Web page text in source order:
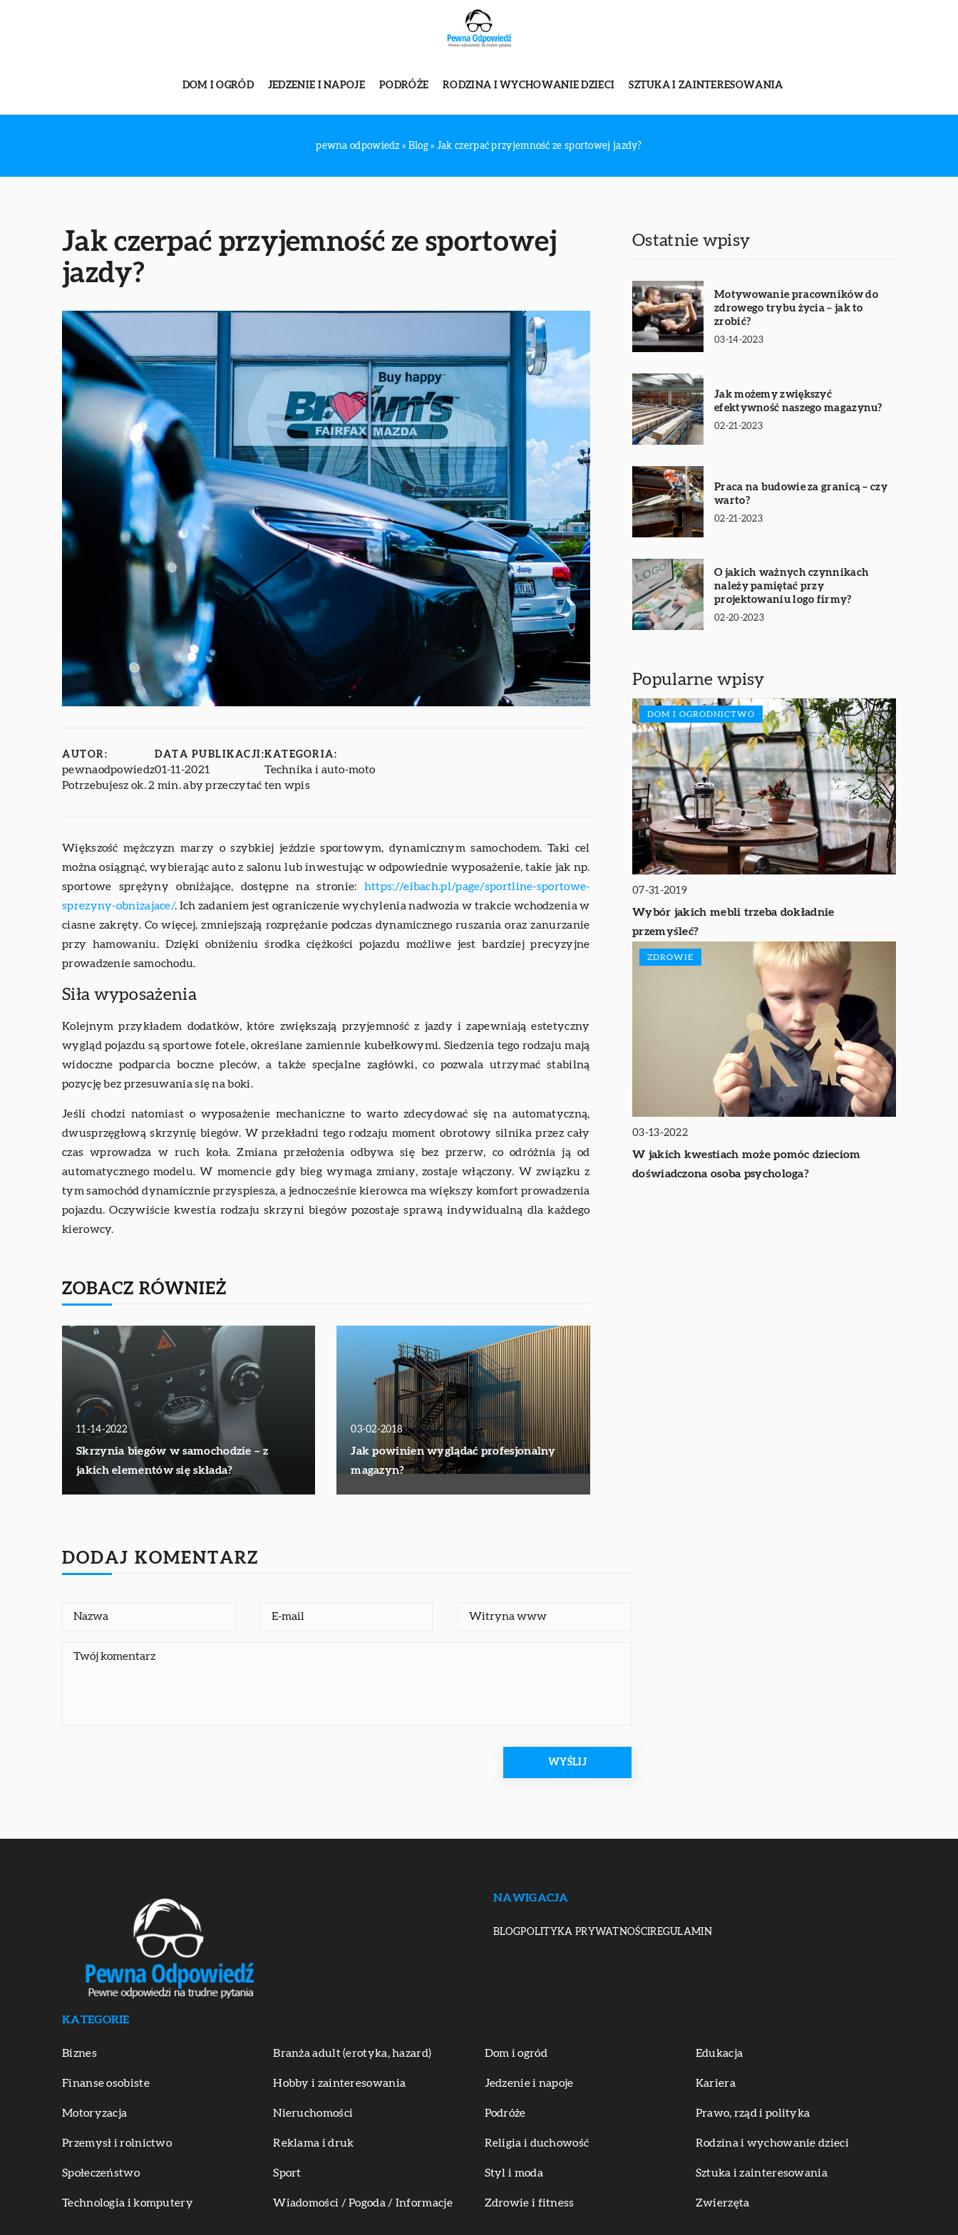
DOM I OGRÓD JEDZENIE I NAPOJE PODRÓŻE RODZINA I WYCHOWANIE DZIECI SZTUKA I ZAINTERESOWANIA
pewna odpowiedz » Blog» Jak czerpać przyjemność ze sportowej jazdy?
Jak czerpać przyjemność ze sportowej
jazdy?
AUTOR:
pewnaodpowiedz
DATA PUBLIKACJI:
01-11-2021
KATEGORIA:
Technika i auto-moto
Potrzebujesz ok. 2 min. aby przeczytać ten wpis
Większość mężczyzn marzy o szybkiej jeździe sportowym, dynamicznym samochodem. Taki cel
można osiągnąć, wybierając auto z salonu lub inwestując w odpowiednie wyposażenie, takie jak np.
sportowe sprężyny obniżające, dostępne na stronie: https://eibach.pl/page/sportline-sportowe-
sprezyny-obnizajace/. Ich zadaniem jest ograniczenie wychylenia nadwozia w trakcie wchodzenia w
ciasne zakręty. Co więcej, zmniejszają rozprężanie podczas dynamicznego ruszania oraz zanurzanie
przy hamowaniu. Dzięki obniżeniu środka ciężkości pojazdu możliwe jest bardziej precyzyjne
prowadzenie samochodu.
Siła wyposażenia
Kolejnym przykładem dodatków, które zwiększają przyjemność z jazdy i zapewniają estetyczny
wygląd pojazdu są sportowe fotele, określane zamiennie kubełkowymi. Siedzenia tego rodzaju mają
widoczne podparcia boczne pleców, a także specjalne zagłówki, co pozwala utrzymać stabilną
pozycję bez przesuwania się na boki.
Jeśli chodzi natomiast o wyposażenie mechaniczne to warto zdecydować się na automatyczną,
dwusprzęgłową skrzynię biegów. W przekładni tego rodzaju moment obrotowy silnika przez cały
czas wprowadza w ruch koła. Zmiana przełożenia odbywa się bez przerw, co odróżnia ją od
automatycznego modelu. W momencie gdy bieg wymaga zmiany, zostaje włączony. W związku z
tym samochód dynamicznie przyspiesza, a jednocześnie kierowca ma większy komfort prowadzenia
pojazdu. Oczywiście kwestia rodzaju skrzyni biegów pozostaje sprawą indywidualną dla każdego
kierowcy.
ZOBACZ RÓWNIEŻ
11-14-2022
Skrzynia biegów w samochodzie – z
jakich elementów się składa?
03-02-2018
Jak powinien wyglądać profesjonalny
magazyn?
Ostatnie wpisy
Motywowanie pracowników do
zdrowego trybu życia – jak to
zrobić?
03-14-2023
Jak możemy zwiększyć
efektywność naszego magazynu?
02-21-2023
Praca na budowie za granicą – czy
warto?
02-21-2023
O jakich ważnych czynnikach
należy pamiętać przy
projektowaniu logo firmy?
02-20-2023
Popularne wpisy
DOM I OGRODNICTWO
07-31-2019
Wybór jakich mebli trzeba dokładnie
przemyśleć?
ZDROWIE
03-13-2022
W jakich kwestiach może pomóc dzieciom
doświadczona osoba psychologa?
DODAJ KOMENTARZ
NAWIGACJA
BLOG POLITYKA PRYWATNOŚCI REGULAMIN
KATEGORIE
Biznes Branża adult (erotyka, hazard) Dom i ogród Edukacja
Finanse osobiste Hobby i zainteresowania Jedzenie i napoje Kariera
Motoryzacja Nieruchomości Podróże Prawo, rząd i polityka
Przemysł i rolnictwo Reklama i druk Religia i duchowość Rodzina i wychowanie dzieci
Społeczeństwo Sport Styl i moda Sztuka i zainteresowania
Technologia i komputery Wiadomości / Pogoda / Informacje Zdrowie i fitness Zwierzęta